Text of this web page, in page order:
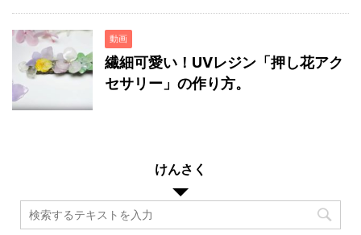
動画
繊細可愛い！UVレジン「押し花アク
セサリー」の作り方。
けんさく